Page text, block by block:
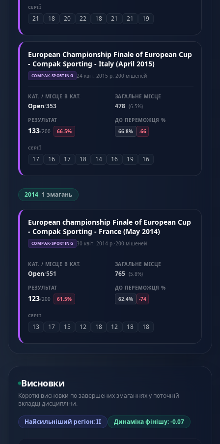
СЕРІЇ
21 18 20 22 18 21 21 19
European Championship Finale of European Cup
- Compak Sporting - Italy (April 2015)
COMPAK-SPORTING 24 квіт. 2015 р. ·200 мішеней
КАТ. / МІСЦЕ В КАТ.
Open/353
ЗАГАЛЬНЕ МІСЦЕ
478 (6.5%)
РЕЗУЛЬТАТ
133/200 66.5%
ДО ПЕРЕМОЖЦЯ %
66.8%
-66
СЕРІЇ
17 16 17 18 14 16 19 16
2014| 1 змагань
European championship Finale of European Cup
- Compak Sporting - France (May 2014)
COMPAK-SPORTING 30 квіт. 2014 р. ·200 мішеней
КАТ. / МІСЦЕ В КАТ.
Open/551
ЗАГАЛЬНЕ МІСЦЕ
765 (5.8%)
РЕЗУЛЬТАТ
123/200 61.5%
ДО ПЕРЕМОЖЦЯ %
62.4%
-74
СЕРІЇ
13 17 15 12 18 12 18 18
Висновки
Короткі висновки по завершених змаганнях у поточній
вкладці дисципліни.
Найсильніший регіон: II Динаміка фінішу: -0.07